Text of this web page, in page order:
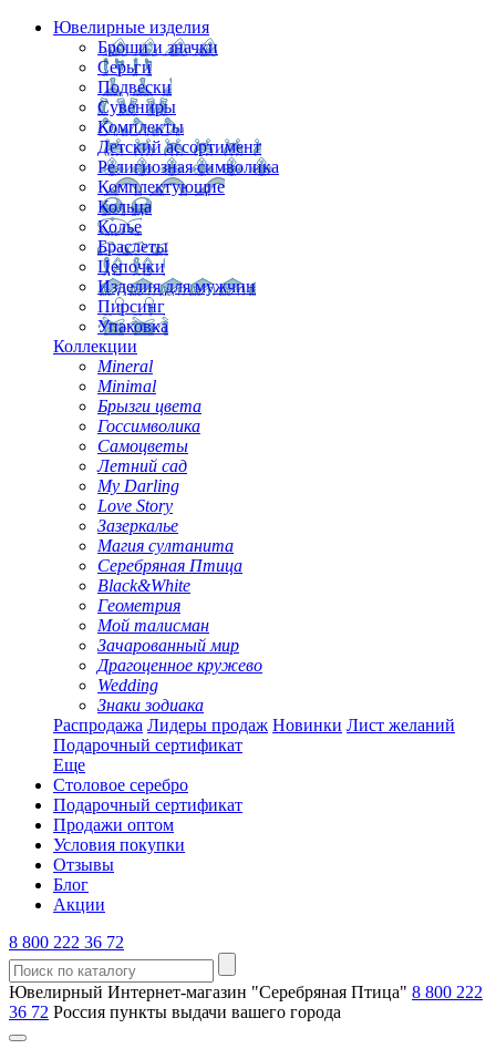
Ювелирные изделия
Броши и значки
Серьги
Подвески
Сувениры
Комплекты
Детский ассортимент
Религиозная символика
Комплектующие
Кольца
Колье
Браслеты
Цепочки
Изделия для мужчин
Пирсинг
Упаковка
Коллекции
Mineral
Minimal
Брызги цвета
Госсимволика
Самоцветы
Летний сад
My Darling
Love Story
Зазеркалье
Магия султанита
Серебряная Птица
Black&White
Геометрия
Мой талисман
Зачарованный мир
Драгоценное кружево
Wedding
Знаки зодиака
Распродажа Лидеры продаж Новинки Лист желаний
Подарочный сертификат
Еще
Столовое серебро
Подарочный сертификат
Продажи оптом
Условия покупки
Отзывы
Блог
Акции
8 800 222 36 72
Ювелирный Интернет-магазин "Серебряная Птица" 8 800 222
36 72 Россия пункты выдачи вашего города